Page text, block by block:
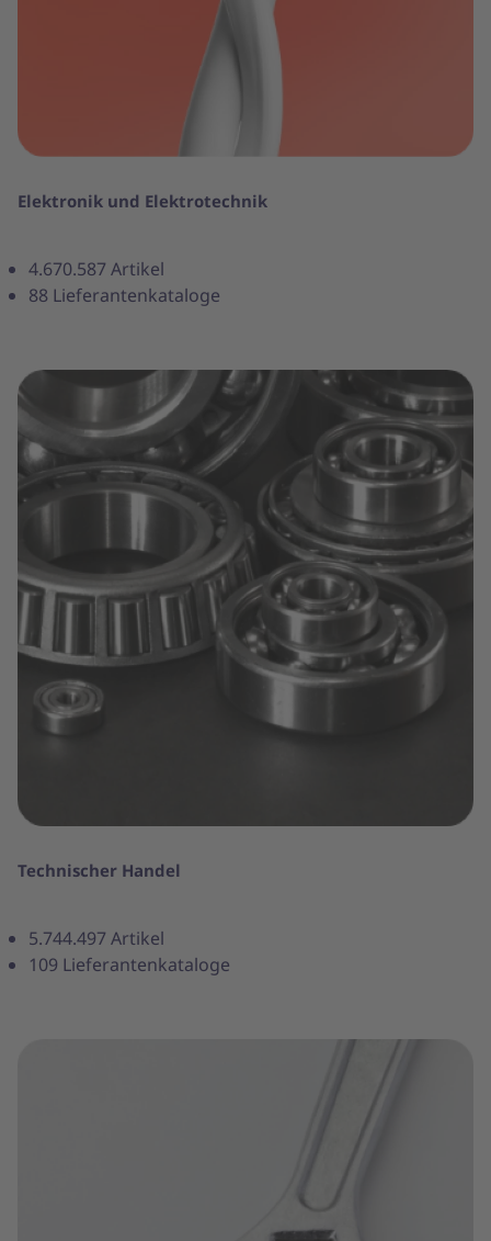
Elektronik und Elektrotechnik
4.670.587 Artikel
88 Lieferantenkataloge
Technischer Handel
5.744.497 Artikel
109 Lieferantenkataloge